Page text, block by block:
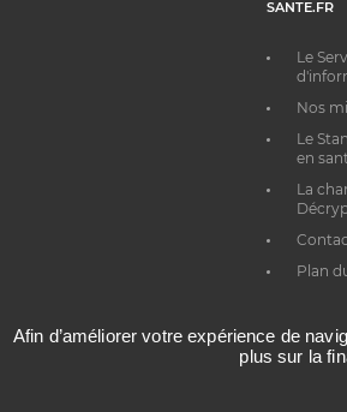
SANTE.FR
Le
Nos
Le
en
La
Plan
Afin d’améliorer votre expérience de
plus sur la